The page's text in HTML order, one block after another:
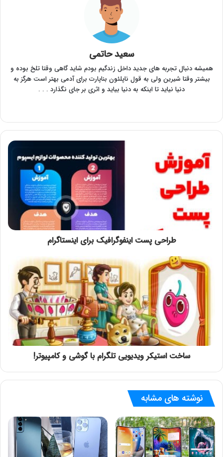
سعید حاتمی
همیشه دنبال تجربه های جدید داخل زندگیم بودم شاید گاهی وقتا تلخ بوده و
بیشتر وقتا شیرین ولی به قول ناپلئون بناپارت برای آدمی بهتر است هرگز به
دنیا نیاید تا اینکه به دنیا بیاید و اثری بر جای نگذارد . . .
طراحی پست اینفوگرافیک برای اینستاگرام
ساخت استیکر ویدیویی تلگرام با گوشی و کامپیوتر!
نوشته های مشابه